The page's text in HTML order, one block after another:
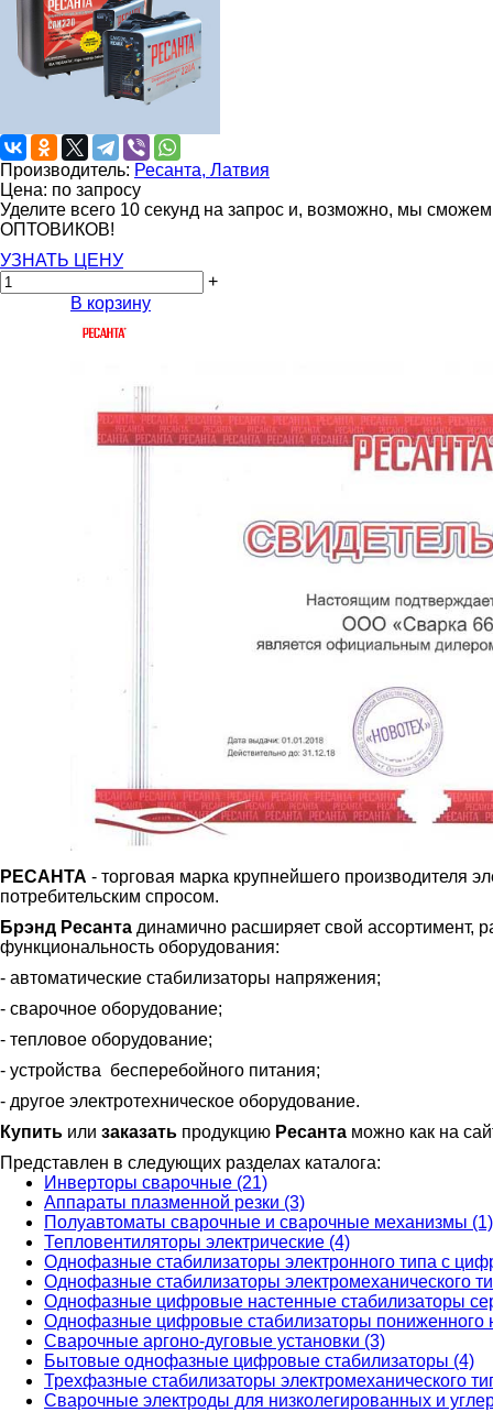
Производитель: Ресанта, Латвия
Цена: по запросу
Уделите всего 10 секунд на запрос и, возможно, мы
ОПТОВИКОВ!
УЗНАТЬ ЦЕНУ
+
В корзину
РЕСАНТА - торговая марка крупнейшего производителя
потребительским спросом.
Брэнд Ресанта динамично расширяет свой ассортимент,
функциональность оборудования:
- автоматические стабилизаторы напряжения;
- сварочное оборудование;
- тепловое оборудование;
- устройства бесперебойного питания;
- другое электротехническое оборудование.
Купить или заказать продукцию Ресанта можно как на
Представлен в следующих разделах каталога:
Инверторы сварочные (21)
Аппараты плазменной резки (3)
Полуавтоматы сварочные и сварочные механизмы (1)
Тепловентиляторы электрические (4)
Однофазные стабилизаторы электронного типа с
Однофазные стабилизаторы электромеханического
Однофазные цифровые настенные стабилизаторы
Однофазные цифровые стабилизаторы пониженного
Сварочные аргоно-дуговые установки (3)
Бытовые однофазные цифровые стабилизаторы (4)
Трехфазные стабилизаторы электромеханического
Сварочные электроды для низколегированных и